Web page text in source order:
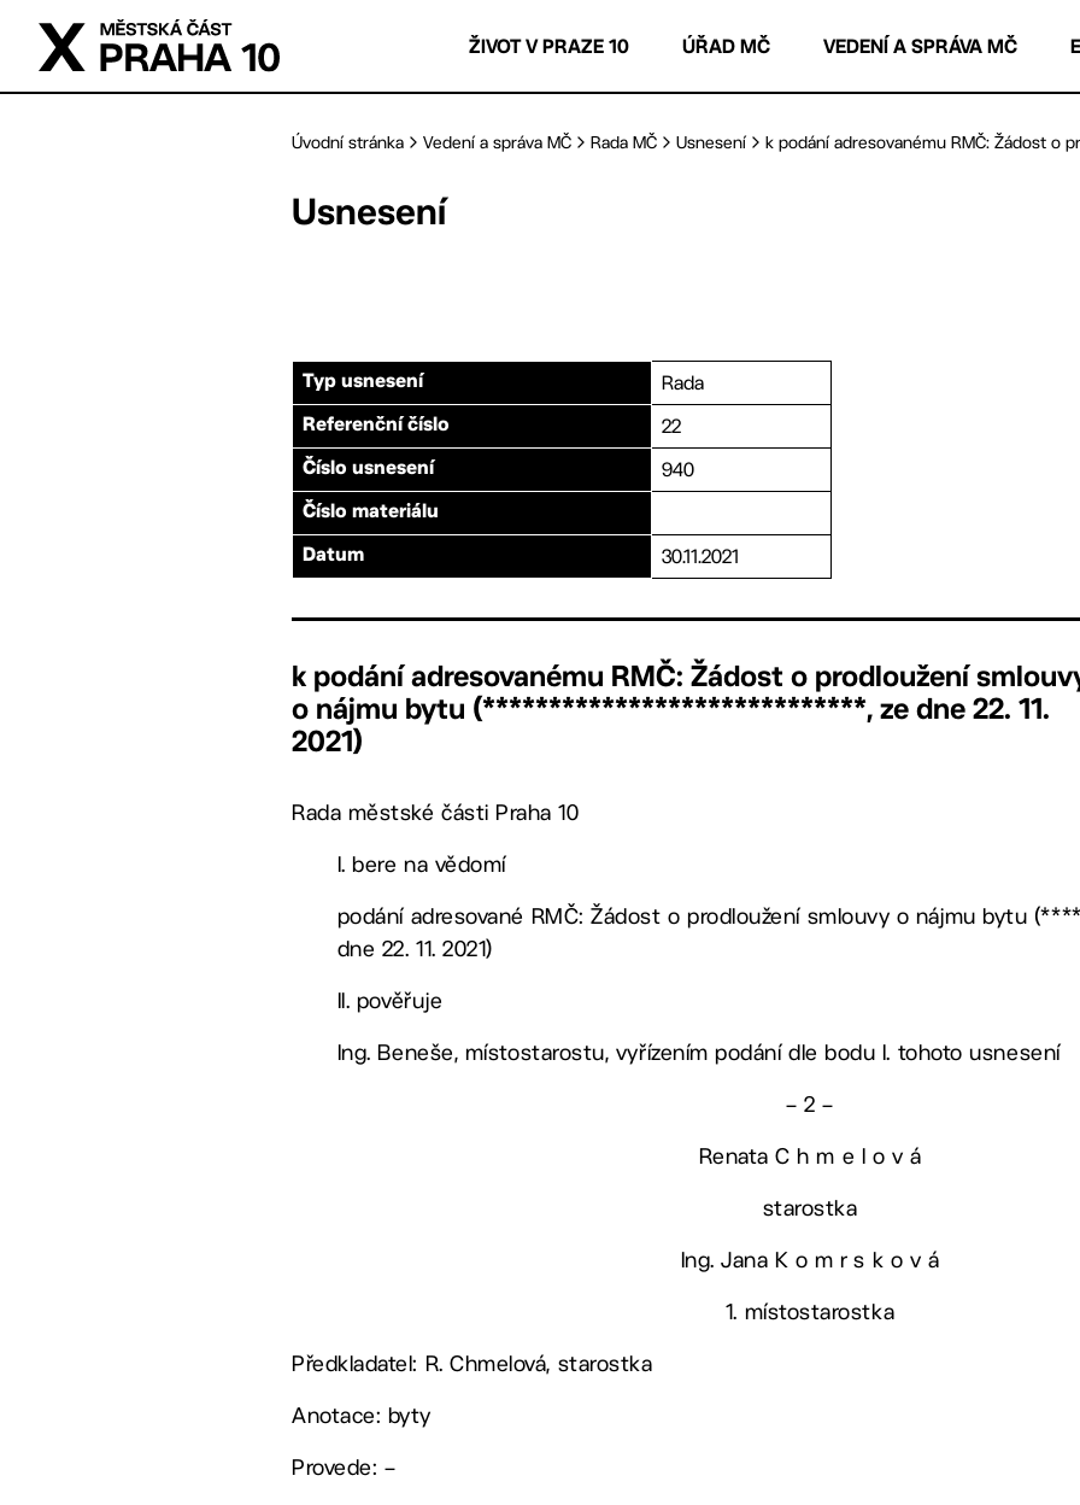
Přejít na hlavní obsah
ŽIVOT V PRAZE 10 ÚŘAD MČ VEDENÍ A SPRÁVA MČ
Úvodní stránka Vedení a správa MČ Rada MČ Usnesení k podání adresovanému RMČ: Žádost o
Usnesení
Typ usnesení Rada
Referenční číslo 22
Číslo usnesení 940
Číslo materiálu
Datum 30.11.2021
k podání adresovanému RMČ: Žádost o prodloužení
o nájmu bytu (*****************************, ze dne 22. 11.
2021)
Rada městské části Praha 10
I. bere na vědomí
podání adresované RMČ: Žádost o prodloužení smlouvy o nájmu bytu
dne 22. 11. 2021)
II. pověřuje
Ing. Beneše, místostarostu, vyřízením podání dle bodu I. tohoto usnesení
– 2 –
Renata C h m e l o v á
starostka
Ing. Jana K o m r s k o v á
1. místostarostka
Předkladatel: R. Chmelová, starostka
Anotace: byty
Provede: –